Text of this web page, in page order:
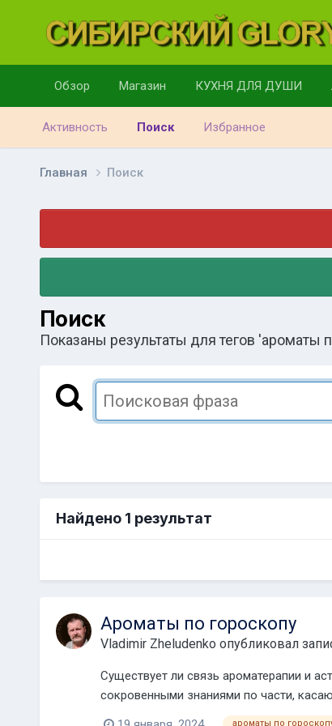
Обзор Магазин КУХНЯ ДЛЯ ДУШИ
Активность Поиск Избранное
Главная Поиск
Поиск
Показаны результаты для тегов 'ароматы
Найдено 1 результат
Ароматы по гороскопу
Vladimir Zheludenko опубликовал
Существует ли связь ароматерапии и
сокровенными знаниями по части,
ароматы по